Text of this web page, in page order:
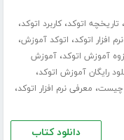
، تاریخچه اتوکد،کاربرد اتوکد،
افزار اتوکد، اتوکد آموزش،
آموزش اتوکد،آموزش
رایگان آموزش اتوکد،
چیست، معرفی نرم افزار اتوکد،
دانلود کتاب